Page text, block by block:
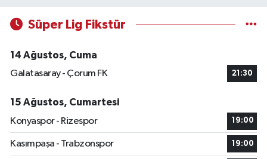
Süper Lig Fikstür
14 Ağustos, Cuma
Galatasaray - Çorum FK
21:30
15 Ağustos, Cumartesi
Konyaspor - Rizespor
19:00
Kasımpaşa - Trabzonspor 19:00